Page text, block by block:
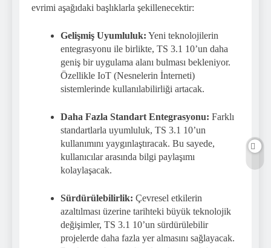
evrimi aşağıdaki başlıklarla şekillenecektir:
Gelişmiş Uyumluluk: Yeni teknolojilerin
entegrasyonu ile birlikte, TS 3.1 10’un daha
geniş bir uygulama alanı bulması bekleniyor.
Özellikle IoT (Nesnelerin İnterneti)
sistemlerinde kullanılabilirliği artacak.
Daha Fazla Standart Entegrasyonu: Farklı
standartlarla uyumluluk, TS 3.1 10’un
kullanımını yaygınlaştıracak. Bu sayede,
kullanıcılar arasında bilgi paylaşımı
kolaylaşacak.
Sürdürülebilirlik: Çevresel etkilerin
azaltılması üzerine tarihteki büyük teknolojik
değişimler, TS 3.1 10’un sürdürülebilir
projelerde daha fazla yer almasını sağlayacak.